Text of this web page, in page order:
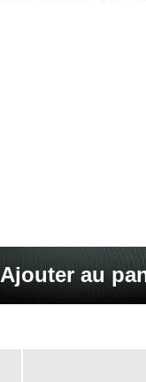
Ajouter au